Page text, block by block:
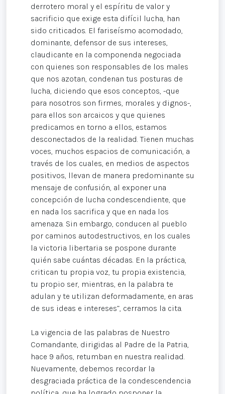
derrotero moral y el espíritu de valor y
sacrificio que exige esta difícil lucha, han
sido criticados. El fariseísmo acomodado,
dominante, defensor de sus intereses,
claudicante en la componenda negociada
con quienes son responsables de los males
que nos azotan, condenan tus posturas de
lucha, diciendo que esos conceptos, -que
para nosotros son firmes, morales y dignos-,
para ellos son arcaicos y que quienes
predicamos en torno a ellos, estamos
desconectados de la realidad. Tienen muchas
voces, muchos espacios de comunicación, a
través de los cuales, en medios de aspectos
positivos, llevan de manera predominante su
mensaje de confusión, al exponer una
concepción de lucha condescendiente, que
en nada los sacrifica y que en nada los
amenaza. Sin embargo, conducen al pueblo
por caminos autodestructivos, en los cuales
la victoria libertaria se pospone durante
quién sabe cuántas décadas. En la práctica,
critican tu propia voz, tu propia existencia,
tu propio ser, mientras, en la palabra te
adulan y te utilizan deformadamente, en aras
de sus ideas e intereses”, cerramos la cita.
La vigencia de las palabras de Nuestro
Comandante, dirigidas al Padre de la Patria,
hace 9 años, retumban en nuestra realidad.
Nuevamente, debemos recordar la
desgraciada práctica de la condescendencia